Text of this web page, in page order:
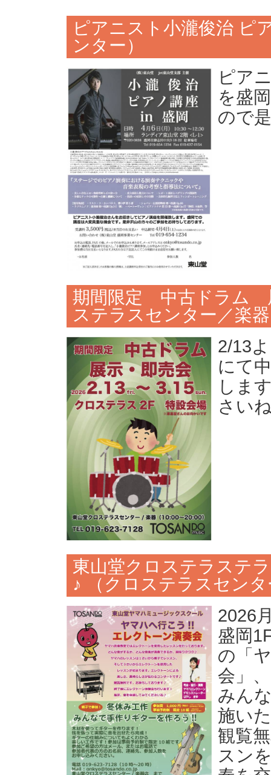
ピアニスト小瀧俊治 ピ
ンター）
ピア
を盛
ので
期間限定 中古ドラム
ステラスセンター／楽
2/13
にて
しま
さい
東山堂クロステラステ
♪ （クロステラスセン
2026
盛岡
の「
会」
みん
施い
観覧
スン